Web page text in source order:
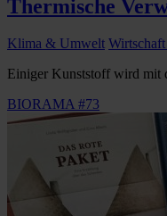
Thermische
Klima & Umwelt
Einiger Kunststoff wird mit
BIORAMA #73